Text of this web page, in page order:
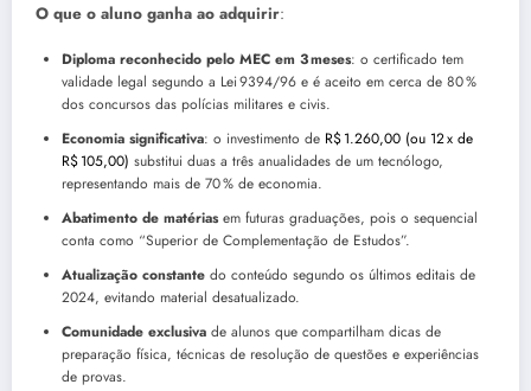
O que o aluno ganha ao adquirir:
Diploma reconhecido pelo MEC em 3 meses: o certificado tem
validade legal segundo a Lei 9394/96 e é aceito em cerca de 80 %
dos concursos das polícias militares e civis.
Economia significativa: o investimento de R$ 1.260,00 (ou 12 x de
R$ 105,00) substitui duas a três anualidades de um tecnólogo,
representando mais de 70 % de economia.
Abatimento de matériasem futuras graduações, pois o sequencial
conta como “Superior de Complementação de Estudos”.
Atualização constante do conteúdo segundo os últimos editais de
2024, evitando material desatualizado.
Comunidade exclusiva de alunos que compartilham dicas de
preparação física, técnicas de resolução de questões e experiências
de provas.